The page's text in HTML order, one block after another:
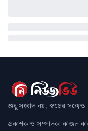
শুধু সংবাদ নয়, স্বপ্নের সঙ্গেও
প্রকাশক ও সম্পাদক: কাজল